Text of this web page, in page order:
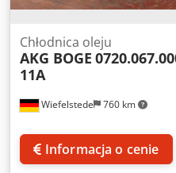
Wiefelstede 760 km
Chłodnica oleju
AKG BOGE
11A
Informacja o cenie